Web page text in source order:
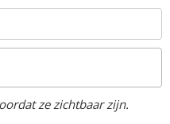
ze zichtbaar zijn.